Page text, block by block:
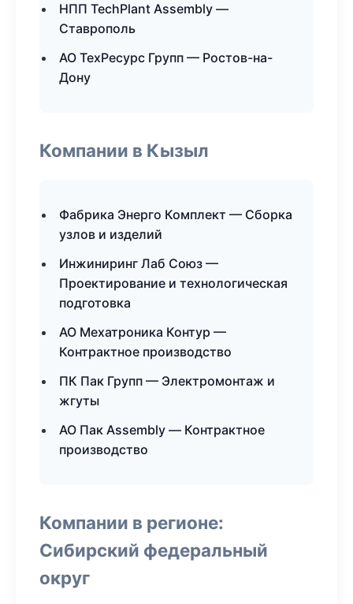
НПП TechPlant Assembly —
Ставрополь
АО ТехРесурс Групп — Ростов-на-
Дону
Компании в Кызыл
Фабрика Энерго Комплект — Сборка
узлов и изделий
Инжиниринг Лаб Союз —
Проектирование и технологическая
подготовка
АО Мехатроника Контур —
Контрактное производство
ПК Пак Групп — Электромонтаж и
жгуты
АО Пак Assembly — Контрактное
производство
Компании в регионе:
Сибирский федеральный
округ